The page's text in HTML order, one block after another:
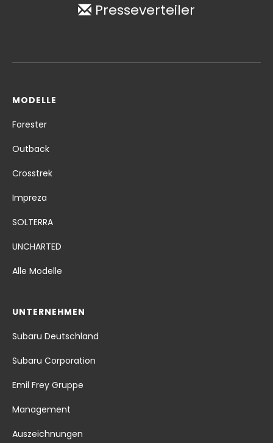
Presseverteiler
MODELLE
Forester
Outback
Crosstrek
Impreza
SOLTERRA
UNCHARTED
Alle Modelle
UNTERNEHMEN
Subaru Deutschland
Subaru Corporation
Emil Frey Gruppe
Management
Auszeichnungen